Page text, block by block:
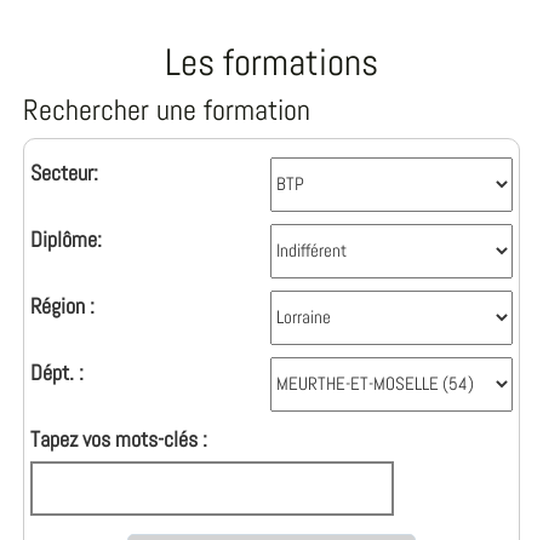
Les formations
Rechercher une formation
Secteur:
Diplôme:
Région :
Dépt. :
Tapez vos mots-clés :